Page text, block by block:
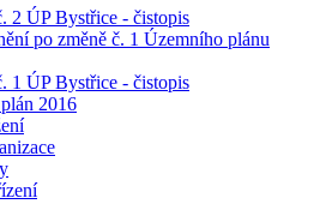
2 ÚP Bystřice - čistopis
po změně č. 1 Územního plánu
1 ÚP Bystřice - čistopis
2016